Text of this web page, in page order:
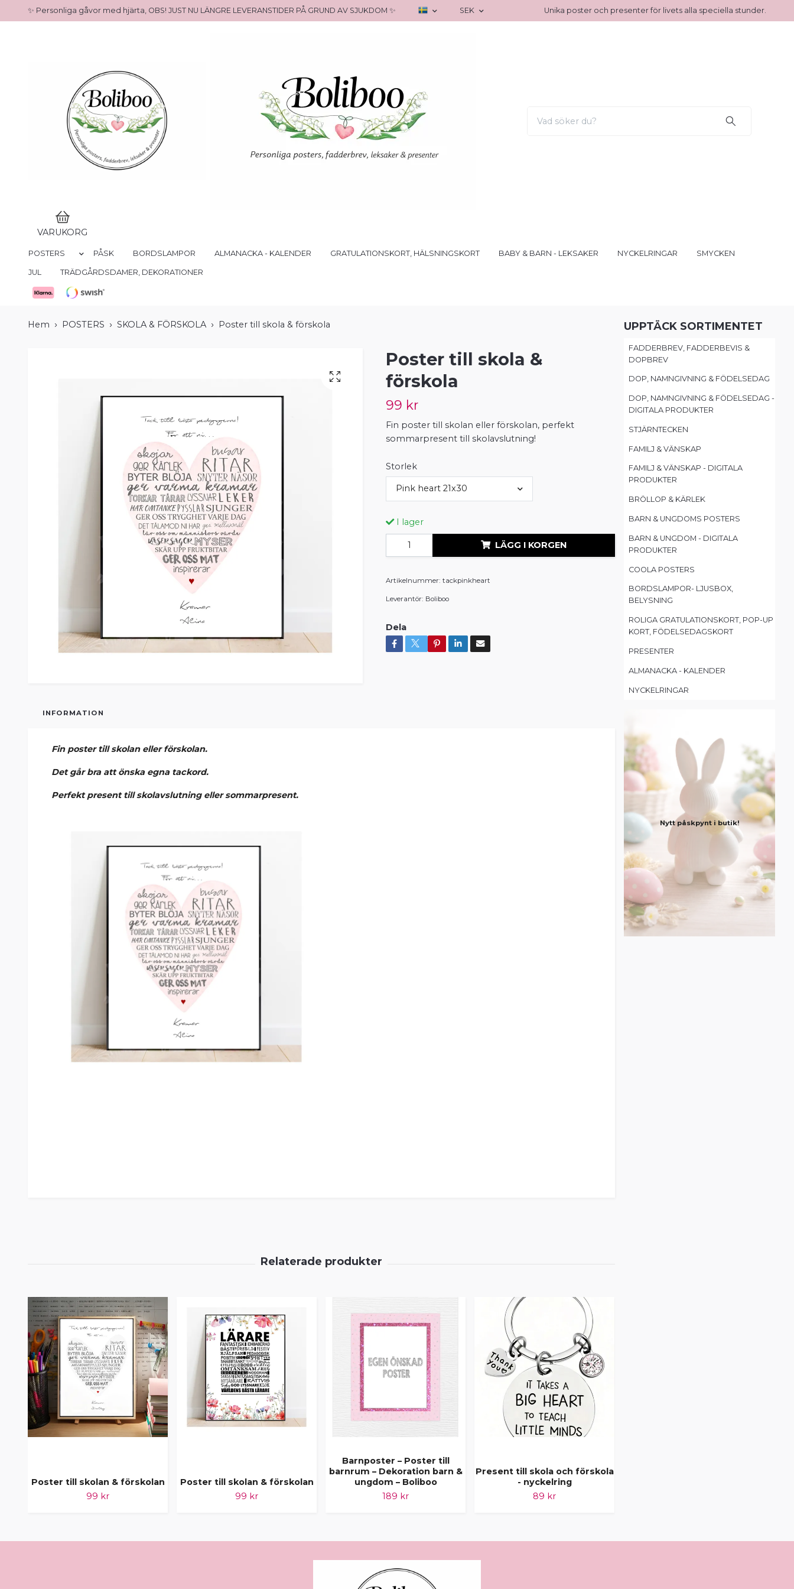
✨ Personliga gåvor med hjärta, OBS! JUST NU LÄNGRE LEVERANSTIDER PÅ GRUND AV SJUKDOM ✨ SEK Unika poster och presenter för livets alla speciella stunder.
VARUKORG
POSTERS PÅSK BORDSLAMPOR ALMANACKA - KALENDER GRATULATIONSKORT, HÄLSNINGSKORT BABY & BARN - LEKSAKER NYCKELRINGAR SMYCKEN
JUL TRÄDGÅRDSDAMER, DEKORATIONER
UPPTÄCK SORTIMENTET
FADDERBREV, FADDERBEVIS &
DOPBREV
DOP, NAMNGIVNING & FÖDELSEDAG
DOP, NAMNGIVNING & FÖDELSEDAG -
DIGITALA PRODUKTER
STJÄRNTECKEN
FAMILJ & VÄNSKAP
FAMILJ & VÄNSKAP - DIGITALA
PRODUKTER
BRÖLLOP & KÄRLEK
BARN & UNGDOMS POSTERS
BARN & UNGDOM - DIGITALA
PRODUKTER
COOLA POSTERS
BORDSLAMPOR- LJUSBOX,
BELYSNING
ROLIGA GRATULATIONSKORT, POP-UP
KORT, FÖDELSEDAGSKORT
PRESENTER
ALMANACKA - KALENDER
NYCKELRINGAR
Nytt påskpynt i butik!
Hem POSTERS SKOLA & FÖRSKOLA Poster till skola & förskola
Poster till skola &
förskola
99 kr
Fin poster till skolan eller förskolan, perfekt
sommarpresent till skolavslutning!
Storlek
Pink heart 21x30
I lager
LÄGG I KORGEN
Artikelnummer: tackpinkheart
Leverantör: Boliboo
Dela
INFORMATION
Fin poster till skolan eller förskolan.
Det går bra att önska egna tackord.
Perfekt present till skolavslutning eller sommarpresent.
Poster till skolan & förskolan
99 kr
Poster till skolan & förskolan
99 kr
Barnposter – Poster till
barnrum – Dekoration barn &
ungdom – Boliboo
189 kr
Present till skola och förskola
- nyckelring
89 kr